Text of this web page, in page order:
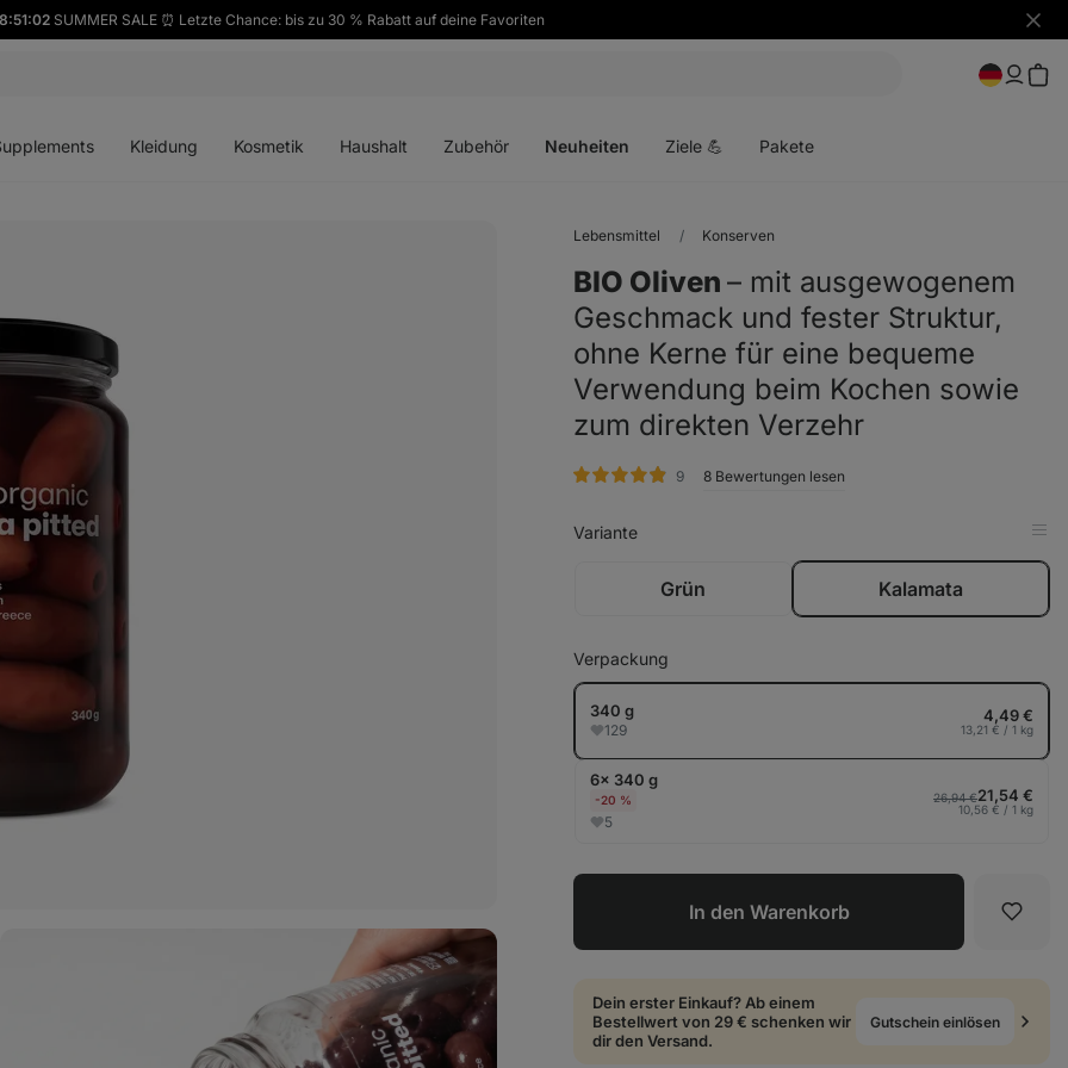
SUMMER SALE ⏰ Letzte Chance: bis zu 30 % Rabatt auf deine Favoriten
Kleidung Kosmetik Haushalt Zubehör Neuheiten Ziele 💪 Pakete
Lebensmittel Konserven
BIO Oliven ⁠–⁠ mit ausgewogenem
Geschmack und fester Struktur,
ohne Kerne für eine bequeme
Verwendung beim Kochen sowie
zum direkten Verzehr
9Bewertungen
8 Bewertungen lesen
Variante
in
Grün Kalamata
Verpackung
340 g
129
4,49 €
13,21 € / 1 kg
6× 340 g
-20 %
5
26,94 €21,54 €
10,56 € / 1 kg
In den Warenkorb
Dein erster Einkauf? Ab einem
Bestellwert von 29 € schenken wir
dir den Versand.
Gutschein einlösen